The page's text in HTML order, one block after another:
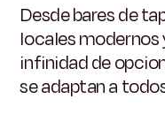
Desde bares de
locales
infinidad de
se adaptan a